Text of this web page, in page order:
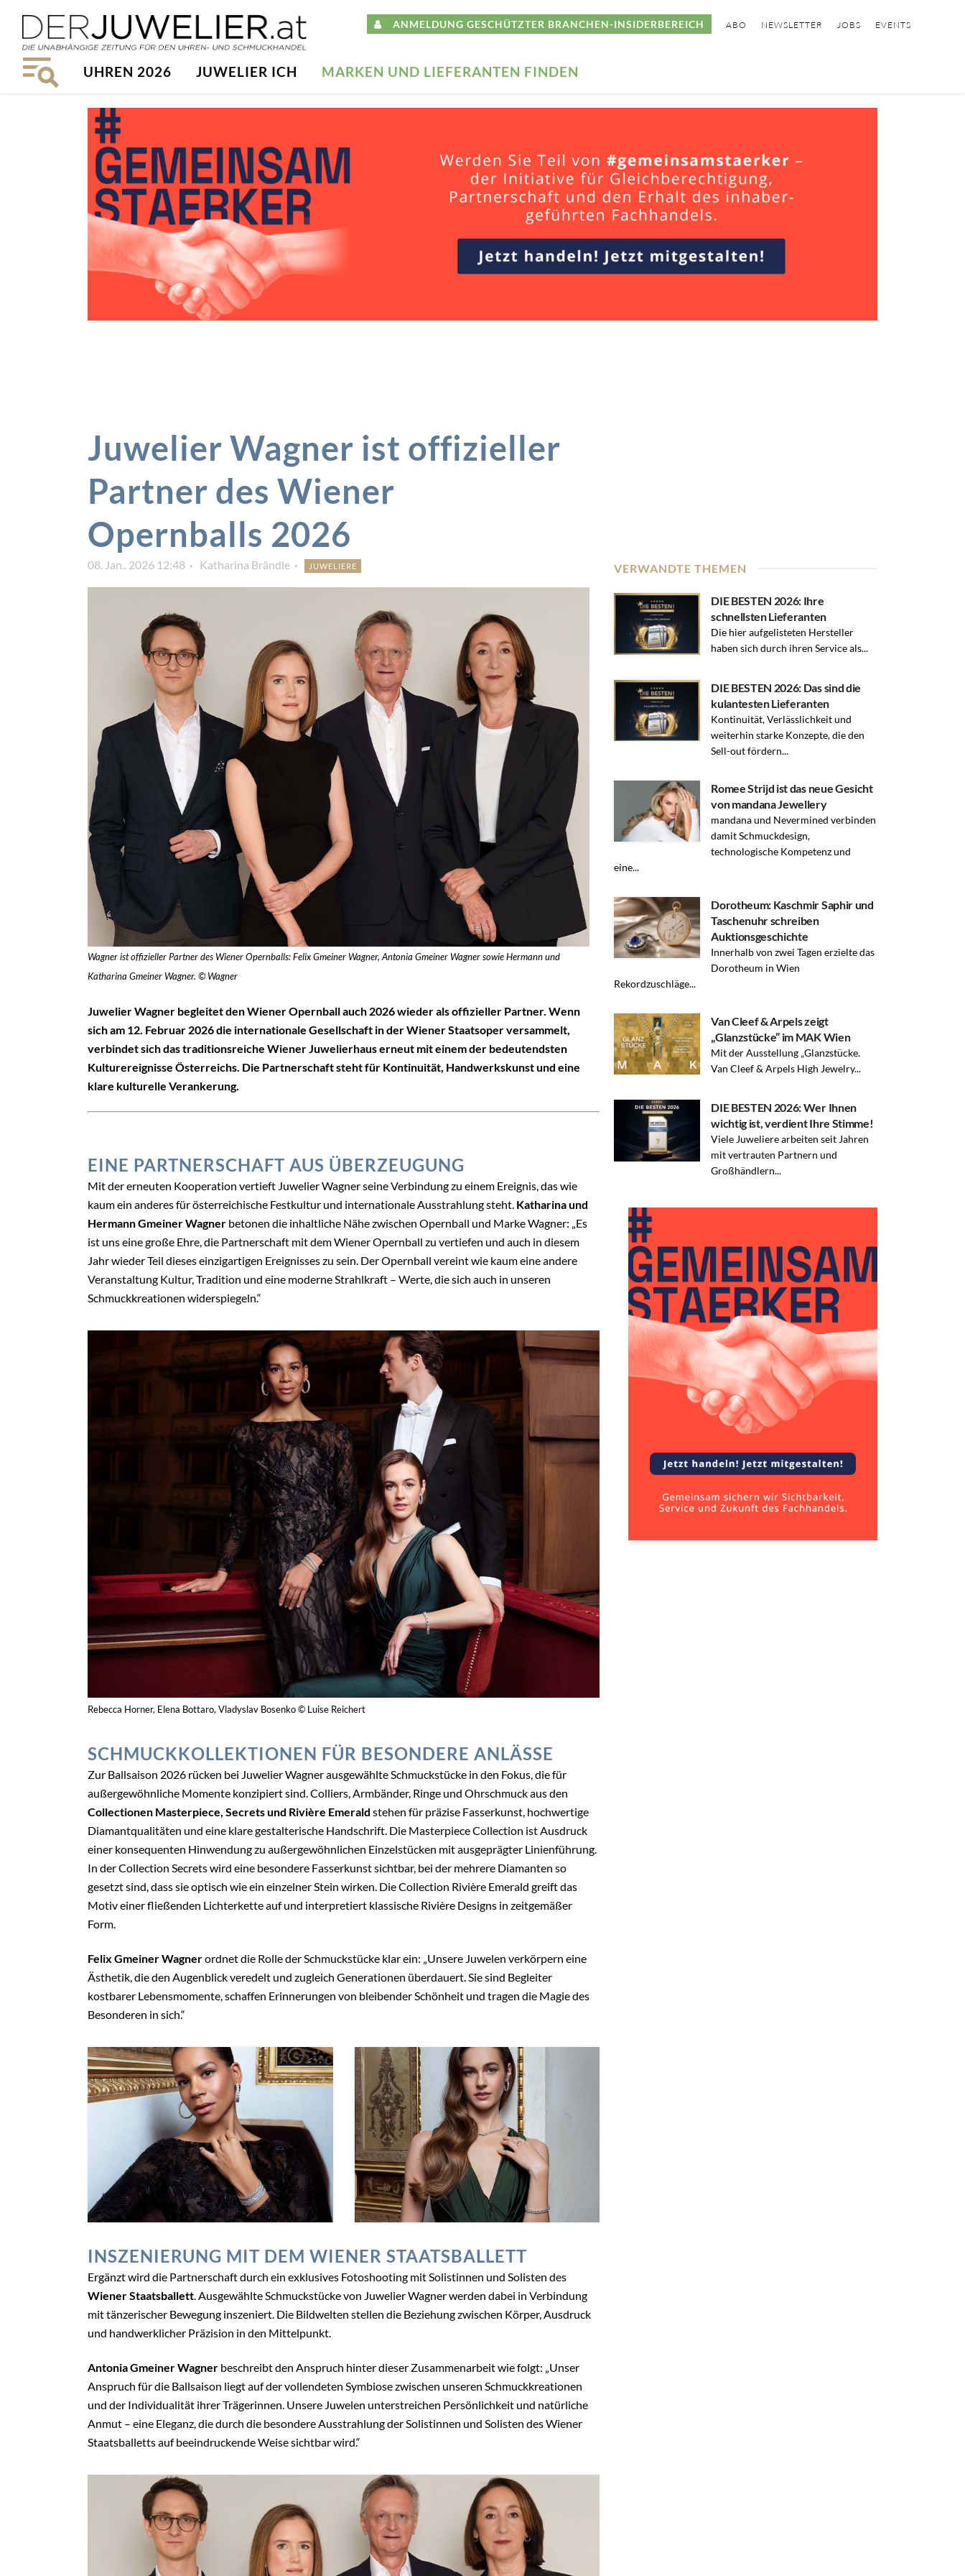
ANMELDUNG GESCHÜTZTER BRANCHEN-INSIDERBEREICH ABO NEWSLETTER JOBS EVENTS
UHREN 2026 JUWELIER ICH MARKEN UND LIEFERANTEN FINDEN
Juwelier Wagner ist offizieller
Partner des Wiener
Opernballs 2026
08. Jan.. 2026 12:48 Katharina Brändle JUWELIERE
Wagner ist offizieller Partner des Wiener Opernballs: Felix Gmeiner Wagner, Antonia Gmeiner Wagner sowie Hermann und
Katharina Gmeiner Wagner. © Wagner
Juwelier Wagner begleitet den Wiener Opernball auch 2026 wieder als offizieller Partner. Wenn
sich am 12. Februar 2026 die internationale Gesellschaft in der Wiener Staatsoper versammelt,
verbindet sich das traditionsreiche Wiener Juwelierhaus erneut mit einem der bedeutendsten
Kulturereignisse Österreichs. Die Partnerschaft steht für Kontinuität, Handwerkskunst und eine
klare kulturelle Verankerung.
EINE PARTNERSCHAFT AUS ÜBERZEUGUNG
Mit der erneuten Kooperation vertieft Juwelier Wagner seine Verbindung zu einem Ereignis, das wie
kaum ein anderes für österreichische Festkultur und internationale Ausstrahlung steht. Katharina und
Hermann Gmeiner Wagner betonen die inhaltliche Nähe zwischen Opernball und Marke Wagner: „Es
ist uns eine große Ehre, die Partnerschaft mit dem Wiener Opernball zu vertiefen und auch in diesem
Jahr wieder Teil dieses einzigartigen Ereignisses zu sein. Der Opernball vereint wie kaum eine andere
Veranstaltung Kultur, Tradition und eine moderne Strahlkraft – Werte, die sich auch in unseren
Schmuckkreationen widerspiegeln.“
Rebecca Horner, Elena Bottaro, Vladyslav Bosenko © Luise Reichert
SCHMUCKKOLLEKTIONEN FÜR BESONDERE ANLÄSSE
Zur Ballsaison 2026 rücken bei Juwelier Wagner ausgewählte Schmuckstücke in den Fokus, die für
außergewöhnliche Momente konzipiert sind. Colliers, Armbänder, Ringe und Ohrschmuck aus den
Collectionen Masterpiece, Secrets und Rivière Emerald stehen für präzise Fasserkunst, hochwertige
Diamantqualitäten und eine klare gestalterische Handschrift. Die Masterpiece Collection ist Ausdruck
einer konsequenten Hinwendung zu außergewöhnlichen Einzelstücken mit ausgeprägter Linienführung.
In der Collection Secrets wird eine besondere Fasserkunst sichtbar, bei der mehrere Diamanten so
gesetzt sind, dass sie optisch wie ein einzelner Stein wirken. Die Collection Rivière Emerald greift das
Motiv einer fließenden Lichterkette auf und interpretiert klassische Rivière Designs in zeitgemäßer
Form.
Felix Gmeiner Wagnerordnet die Rolle der Schmuckstücke klar ein: „Unsere Juwelen verkörpern eine
Ästhetik, die den Augenblick veredelt und zugleich Generationen überdauert. Sie sind Begleiter
kostbarer Lebensmomente, schaffen Erinnerungen von bleibender Schönheit und tragen die Magie des
Besonderen in sich.“
INSZENIERUNG MIT DEM WIENER STAATSBALLETT
Ergänzt wird die Partnerschaft durch ein exklusives Fotoshooting mit Solistinnen und Solisten des
Wiener Staatsballett. Ausgewählte Schmuckstücke von Juwelier Wagner werden dabei in Verbindung
mit tänzerischer Bewegung inszeniert. Die Bildwelten stellen die Beziehung zwischen Körper, Ausdruck
und handwerklicher Präzision in den Mittelpunkt.
Antonia Gmeiner Wagner beschreibt den Anspruch hinter dieser Zusammenarbeit wie folgt: „Unser
Anspruch für die Ballsaison liegt auf der vollendeten Symbiose zwischen unseren Schmuckkreationen
und der Individualität ihrer Trägerinnen. Unsere Juwelen unterstreichen Persönlichkeit und natürliche
Anmut – eine Eleganz, die durch die besondere Ausstrahlung der Solistinnen und Solisten des Wiener
Staatsballetts auf beeindruckende Weise sichtbar wird.“
VERWANDTE THEMEN
DIE BESTEN 2026: Ihre
schnellsten Lieferanten
Die hier aufgelisteten Hersteller
haben sich durch ihren Service als...
DIE BESTEN 2026: Das sind die
kulantesten Lieferanten
Kontinuität, Verlässlichkeit und
weiterhin starke Konzepte, die den
Sell-out fördern...
Romee Strijd ist das neue Gesicht
von mandana Jewellery
mandana und Nevermined verbinden
damit Schmuckdesign,
technologische Kompetenz und
eine...
Dorotheum: Kaschmir Saphir und
Taschenuhr schreiben
Auktionsgeschichte
Innerhalb von zwei Tagen erzielte das
Dorotheum in Wien
Rekordzuschläge...
Van Cleef & Arpels zeigt
„Glanzstücke” im MAK Wien
Mit der Ausstellung „Glanzstücke.
Van Cleef & Arpels High Jewelry...
DIE BESTEN 2026: Wer Ihnen
wichtig ist, verdient Ihre Stimme!
Viele Juweliere arbeiten seit Jahren
mit vertrauten Partnern und
Großhändlern...